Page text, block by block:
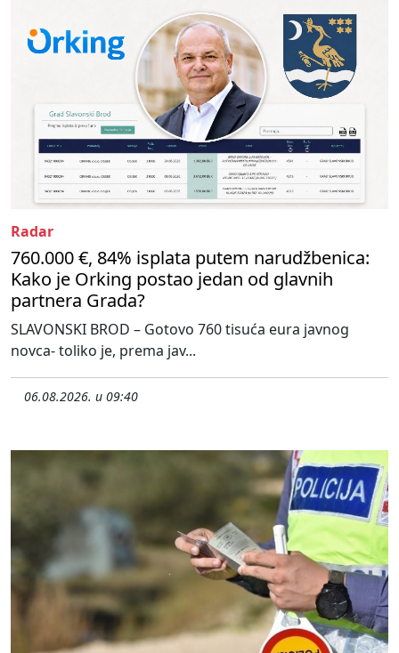
Radar
760.000 €, 84% isplata putem narudžbenica:
Kako je Orking postao jedan od glavnih
partnera Grada?
SLAVONSKI BROD – Gotovo 760 tisuća eura javnog
novca- toliko je, prema jav...
06.08.2026. u 09:40